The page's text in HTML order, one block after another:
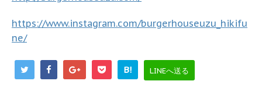
https://www.instagram.com/burgerhouseuzu_hikifu
ne/
B! LINEへ送る